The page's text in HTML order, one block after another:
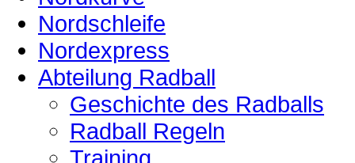
Nordschleife
Nordexpress
Abteilung Radball
Geschichte des Radballs
Radball Regeln